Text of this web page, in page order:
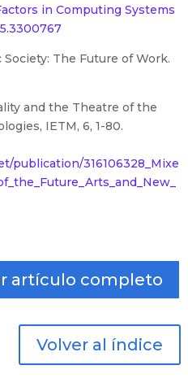
in Computing Systems
The Future of Work.
and the Theatre of the
IETM, 6, 1-80.
publication/316106328_Mixe
artículo completo
Volver al índice